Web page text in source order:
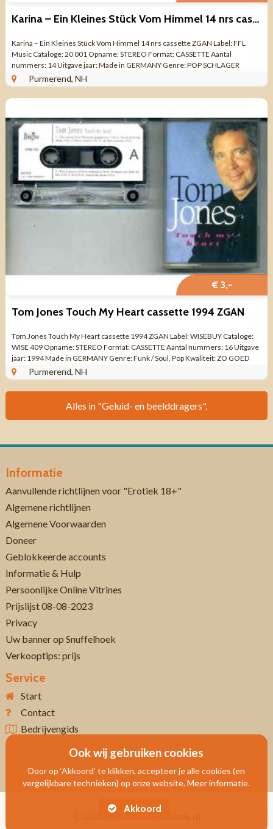
Karina – Ein Kleines Stück Vom Himmel 14 nrs cassette ZGAN
Karina – Ein Kleines Stück Vom Himmel 14 nrs cassette ZGAN Label: FFL
Music Cataloge: 20 001 Opname: STEREO Format: CASSETTE Aantal
nummers: 14 Uitgave jaar: Made in GERMANY Genre: POP SCHLAGER
Kwaliteit: ZO GOED ALS ...
Purmerend, NH
€ 3,-
Tom Jones Touch My Heart cassette 1994 ZGAN
Tom Jones Touch My Heart cassette 1994 ZGAN Label: WISEBUY Cataloge:
WISE 409 Opname: STEREO Format: CASSETTE Aantal nummers: 16 Uitgave
jaar: 1994 Made in GERMANY Genre: Funk / Soul, Pop Kwaliteit: ZO GOED
ALS NIEUW SIDE A ...
Purmerend, NH
Alles in "Geluid- en beelddragers".
Informatie
Aanvullende richtlijnen voor "Erotiek 18+"
Algemene richtlijnen
Algemene Voorwaarden
Doneer
Geblokkeerde accounts
Informatie & Hulp
Persoonlijke Online Vitrines
Prijslijst 08-08-2023
Privacy
Uw banner op Snuffelhoek
Verkooptips: prijs
Service
Start
Contact
Bedrijvengids
Www.snuffelhoek.nl
Ook wij gebruiken cookies
Door op ‘Akkoord’ te klikken, accepteer je alle cookies (en
vergelijkbare technieken) op onze website. Meer informatie.
Akkoord